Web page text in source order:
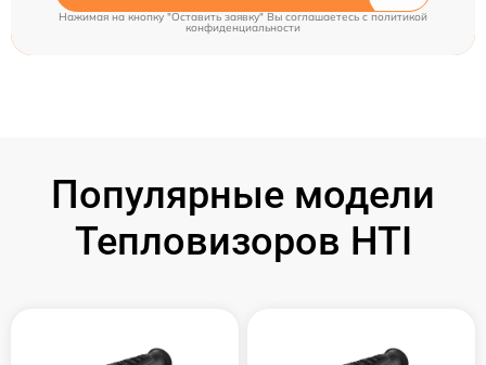
Нажимая на кнопку "Оставить заявку" Вы соглашаетесь cполитикой
конфиденциальности
Популярные модели
Тепловизоров HTI